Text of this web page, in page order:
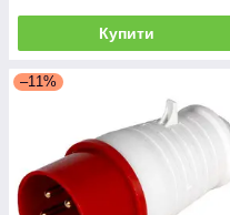
Купити
–11%